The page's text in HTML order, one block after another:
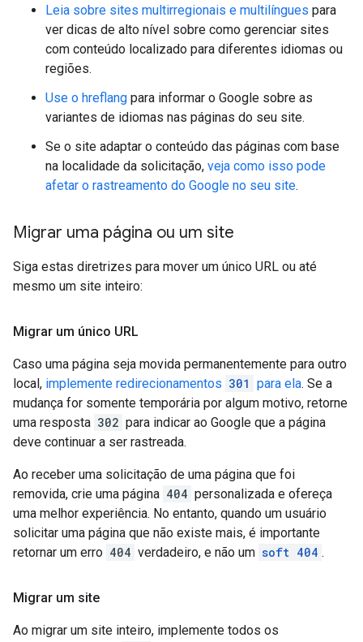
Leia sobre sites multirregionais e multilíngues para
ver dicas de alto nível sobre como gerenciar sites
com conteúdo localizado para diferentes idiomas ou
regiões.
Use o hreflang para informar o Google sobre as
variantes de idiomas nas páginas do seu site.
Se o site adaptar o conteúdo das páginas com base
na localidade da solicitação, veja como isso pode
afetar o rastreamento do Google no seu site.
Migrar uma página ou um site
Siga estas diretrizes para mover um único URL ou até
mesmo um site inteiro:
Migrar um único URL
Caso uma página seja movida permanentemente para outro
local, implemente redirecionamentos 301 para ela. Se a
mudança for somente temporária por algum motivo, retorne
uma resposta 302 para indicar ao Google que a página
deve continuar a ser rastreada.
Ao receber uma solicitação de uma página que foi
removida, crie uma página 404 personalizada e ofereça
uma melhor experiência. No entanto, quando um usuário
solicitar uma página que não existe mais, é importante
retornar um erro 404 verdadeiro, e não um soft 404 .
Migrar um site
Ao migrar um site inteiro, implemente todos os